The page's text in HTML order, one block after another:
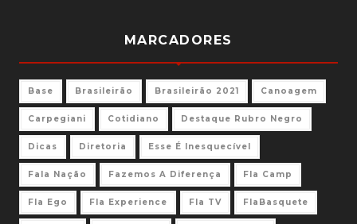
MARCADORES
Base Brasileirão Brasileirão 2021 Canoagem
Carpegiani Cotidiano Destaque Rubro Negro
Dicas Diretoria Esse É Inesquecível
Fala Nação Fazemos A Diferença Fla Camp
Fla Ego Fla Experience Fla TV FlaBasquete